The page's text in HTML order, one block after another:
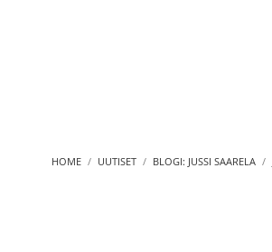
HOME UUTISET BLOGI: JUSSI SAARELA